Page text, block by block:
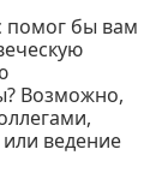
помог бы вам
Возможно,
ведение